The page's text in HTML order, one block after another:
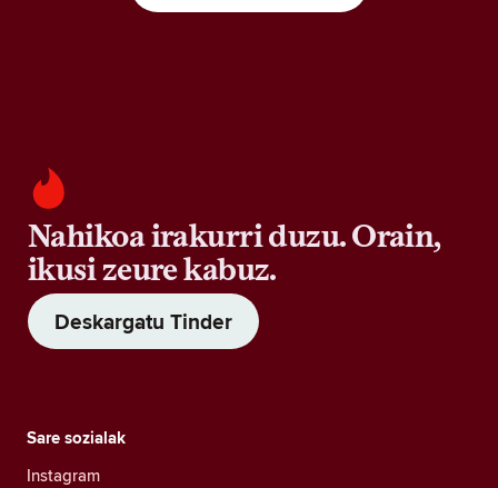
Nahikoa irakurri duzu. Orain,
ikusi zeure kabuz.
Deskargatu Tinder
Sare sozialak
Instagram